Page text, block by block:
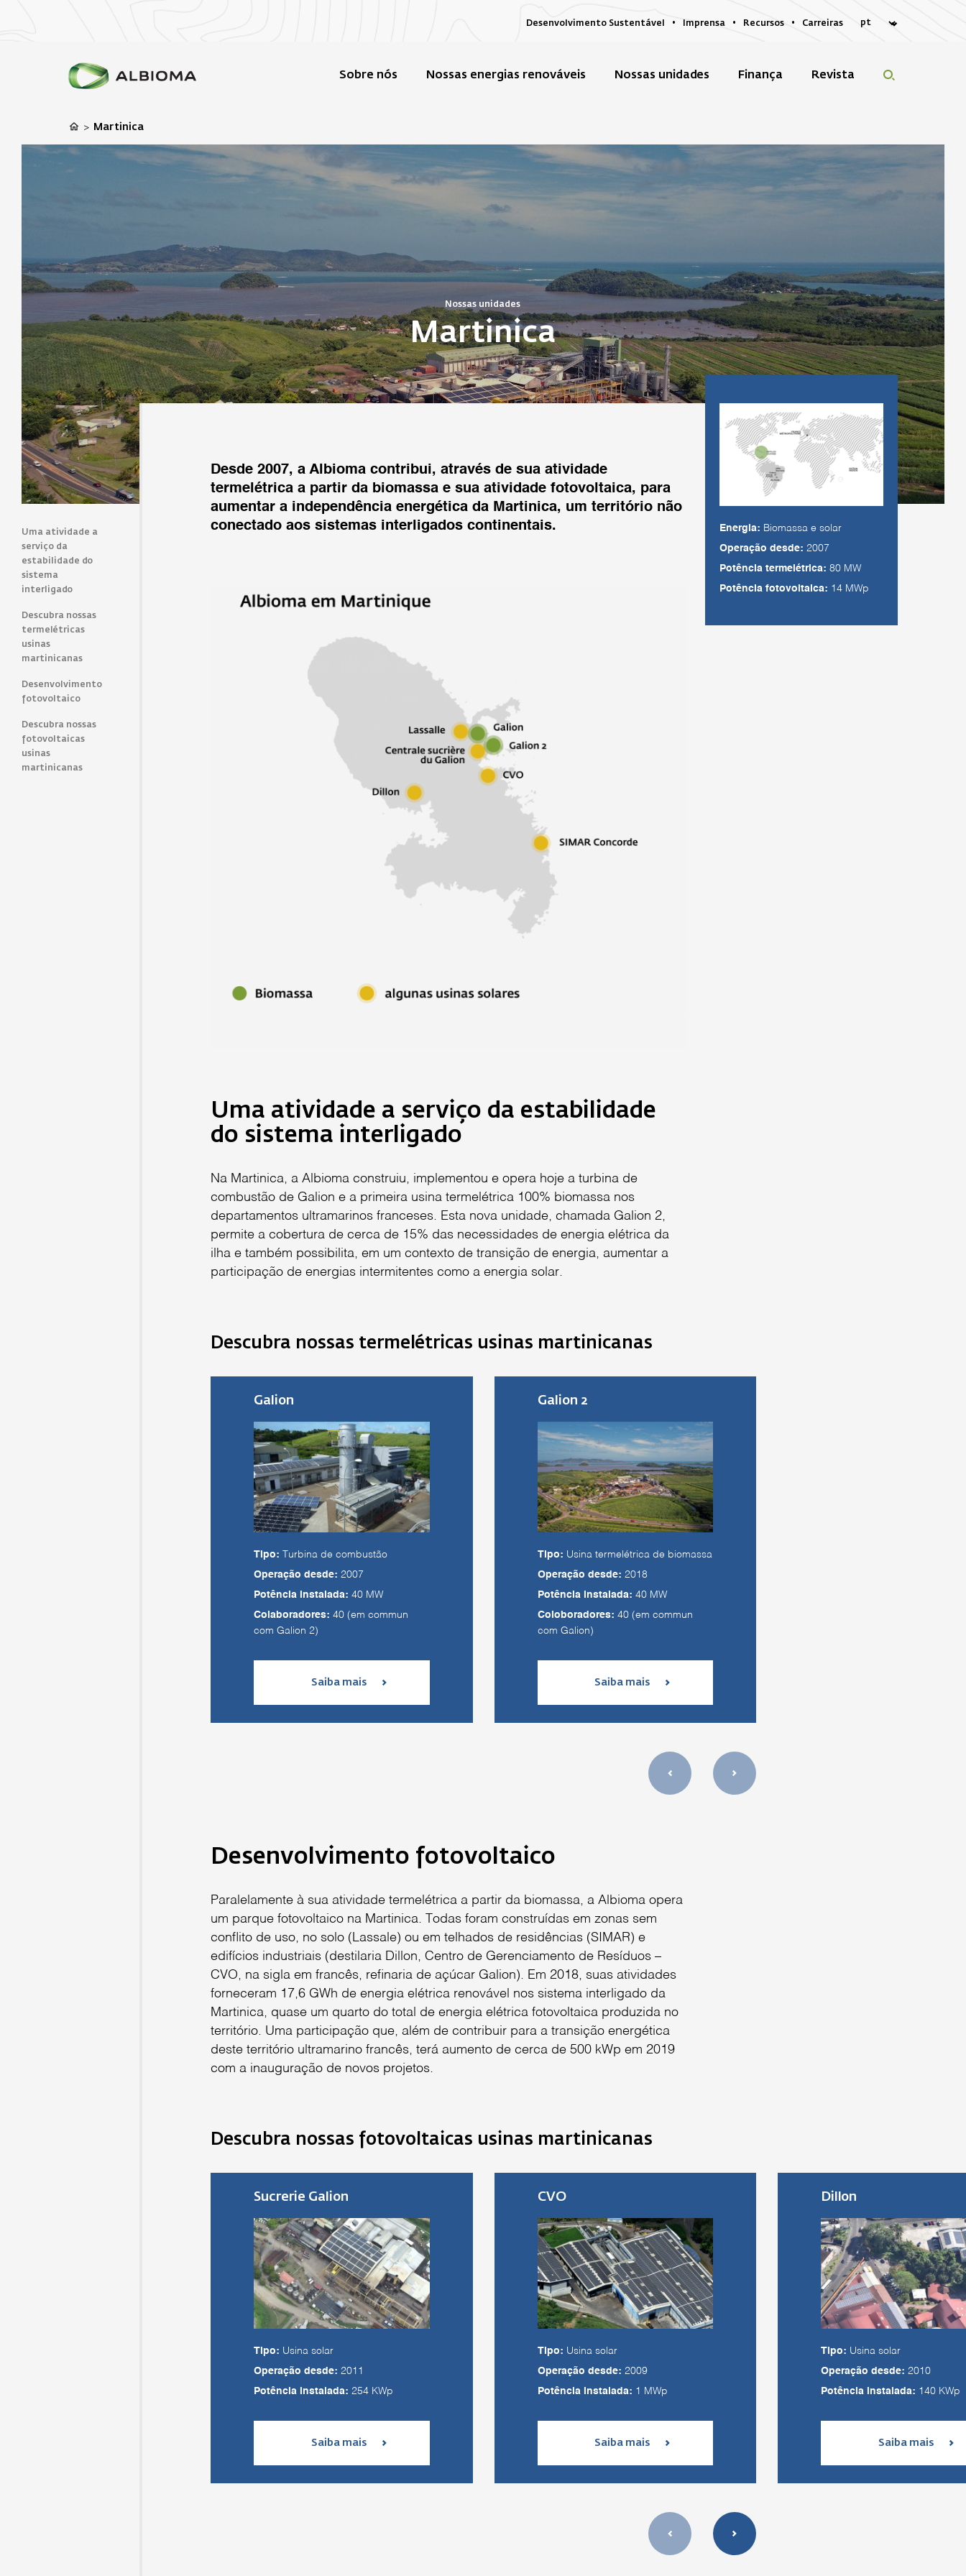
Desenvolvimento Sustentável Imprensa Recursos Carreiras
Sobre nós Nossas energias renováveis Nossas unidades Finança Revista
> Martinica
Nossas unidades
Martinica
Uma atividade a
serviço da
estabilidade do
sistema
interligado
Descubra nossas
termelétricas
usinas
martinicanas
Desenvolvimento
fotovoltaico
Descubra nossas
fotovoltaicas
usinas
martinicanas
Energia: Biomassa e solar
Operação desde: 2007
Potência termelétrica: 80 MW
Potência fotovoltaica: 14 MWp
Desde 2007, a Albioma contribui, através de sua atividade
termelétrica a partir da biomassa e sua atividade fotovoltaica, para
aumentar a independência energética da Martinica, um território não
conectado aos sistemas interligados continentais.
Uma atividade a serviço da estabilidade
do sistema interligado
Na Martinica, a Albioma construiu, implementou e opera hoje a turbina de
combustão de Galion e a primeira usina termelétrica 100% biomassa nos
departamentos ultramarinos franceses. Esta nova unidade, chamada Galion 2,
permite a cobertura de cerca de 15% das necessidades de energia elétrica da
ilha e também possibilita, em um contexto de transição de energia, aumentar a
participação de energias intermitentes como a energia solar.
Descubra nossas termelétricas usinas martinicanas
Galion
Tipo: Turbina de combustão
Operação desde: 2007
Potência instalada: 40 MW
Colaboradores: 40 (em commun
com Galion 2)
Saiba mais
Galion 2
Tipo: Usina termelétrica de biomassa
Operação desde: 2018
Potência instalada: 40 MW
Coloboradores: 40 (em commun
com Galion)
Saiba mais
Desenvolvimento fotovoltaico
Paralelamente à sua atividade termelétrica a partir da biomassa, a Albioma opera
um parque fotovoltaico na Martinica. Todas foram construídas em zonas sem
conflito de uso, no solo (Lassale) ou em telhados de residências (SIMAR) e
edifícios industriais (destilaria Dillon, Centro de Gerenciamento de Resíduos –
CVO, na sigla em francês, refinaria de açúcar Galion). Em 2018, suas atividades
forneceram 17,6 GWh de energia elétrica renovável nos sistema interligado da
Martinica, quase um quarto do total de energia elétrica fotovoltaica produzida no
território. Uma participação que, além de contribuir para a transição energética
deste território ultramarino francês, terá aumento de cerca de 500 kWp em 2019
com a inauguração de novos projetos.
Descubra nossas fotovoltaicas usinas martinicanas
Sucrerie Galion
Tipo: Usina solar
Operação desde: 2011
Potência instalada: 254 KWp
Saiba mais
CVO
Tipo: Usina solar
Operação desde: 2009
Potência instalada: 1 MWp
Saiba mais
Dillon
Tipo: Usina solar
Operação desde: 2010
Potência instalada: 140 KWp
Saiba mais